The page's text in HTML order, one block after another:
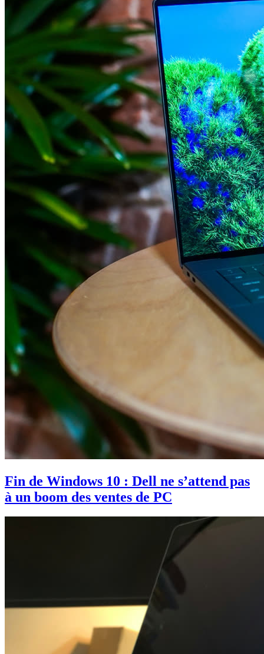
Fin de Windows 10 : Dell ne s’attend pas
à un boom des ventes de PC